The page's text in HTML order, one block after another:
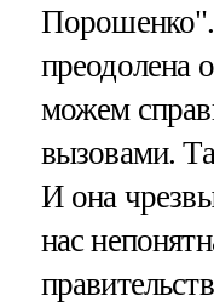
преодолена
можем
вызовами.
И она
нас